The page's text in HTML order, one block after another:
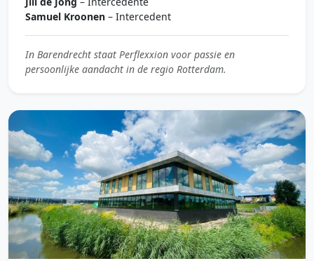
Samuel Kroonen – Intercedent
In Barendrecht staat Perflexxion voor passie en
persoonlijke aandacht in de regio Rotterdam.